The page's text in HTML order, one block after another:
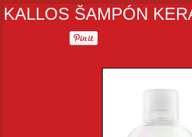
KALLOS ŠAMPÓN